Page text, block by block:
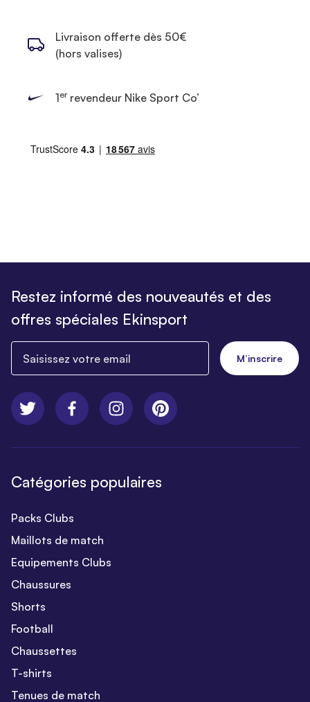
Livraison offerte dès 50€
(hors valises)
1errevendeur Nike Sport Co’
Restez informé des nouveautés et des
offres spéciales Ekinsport
M’inscrire
Catégories populaires
Packs Clubs
Maillots de match
Equipements Clubs
Chaussures
Shorts
Football
Chaussettes
T-shirts
Tenues de match